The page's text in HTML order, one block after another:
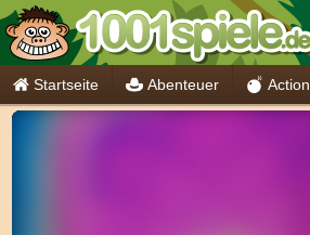
Startseite Abenteuer Action